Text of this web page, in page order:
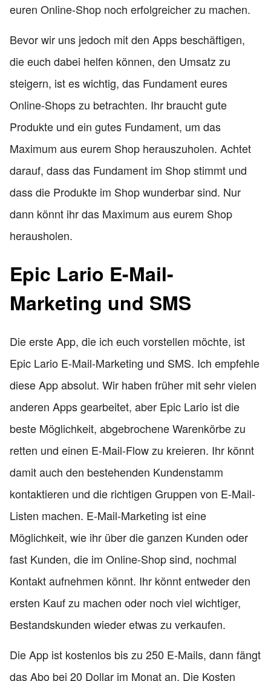
euren Online-Shop noch erfolgreicher zu machen.
Bevor wir uns jedoch mit den Apps beschäftigen,
die euch dabei helfen können, den Umsatz zu
steigern, ist es wichtig, das Fundament eures
Online-Shops zu betrachten. Ihr braucht gute
Produkte und ein gutes Fundament, um das
Maximum aus eurem Shop herauszuholen. Achtet
darauf, dass das Fundament im Shop stimmt und
dass die Produkte im Shop wunderbar sind. Nur
dann könnt ihr das Maximum aus eurem Shop
herausholen.
Epic Lario E-Mail-
Marketing und SMS
Die erste App, die ich euch vorstellen möchte, ist
Epic Lario E-Mail-Marketing und SMS. Ich empfehle
diese App absolut. Wir haben früher mit sehr vielen
anderen Apps gearbeitet, aber Epic Lario ist die
beste Möglichkeit, abgebrochene Warenkörbe zu
retten und einen E-Mail-Flow zu kreieren. Ihr könnt
damit auch den bestehenden Kundenstamm
kontaktieren und die richtigen Gruppen von E-Mail-
Listen machen. E-Mail-Marketing ist eine
Möglichkeit, wie ihr über die ganzen Kunden oder
fast Kunden, die im Online-Shop sind, nochmal
Kontakt aufnehmen könnt. Ihr könnt entweder den
ersten Kauf zu machen oder noch viel wichtiger,
Bestandskunden wieder etwas zu verkaufen.
Die App ist kostenlos bis zu 250 E-Mails, dann fängt
das Abo bei 20 Dollar im Monat an. Die Kosten